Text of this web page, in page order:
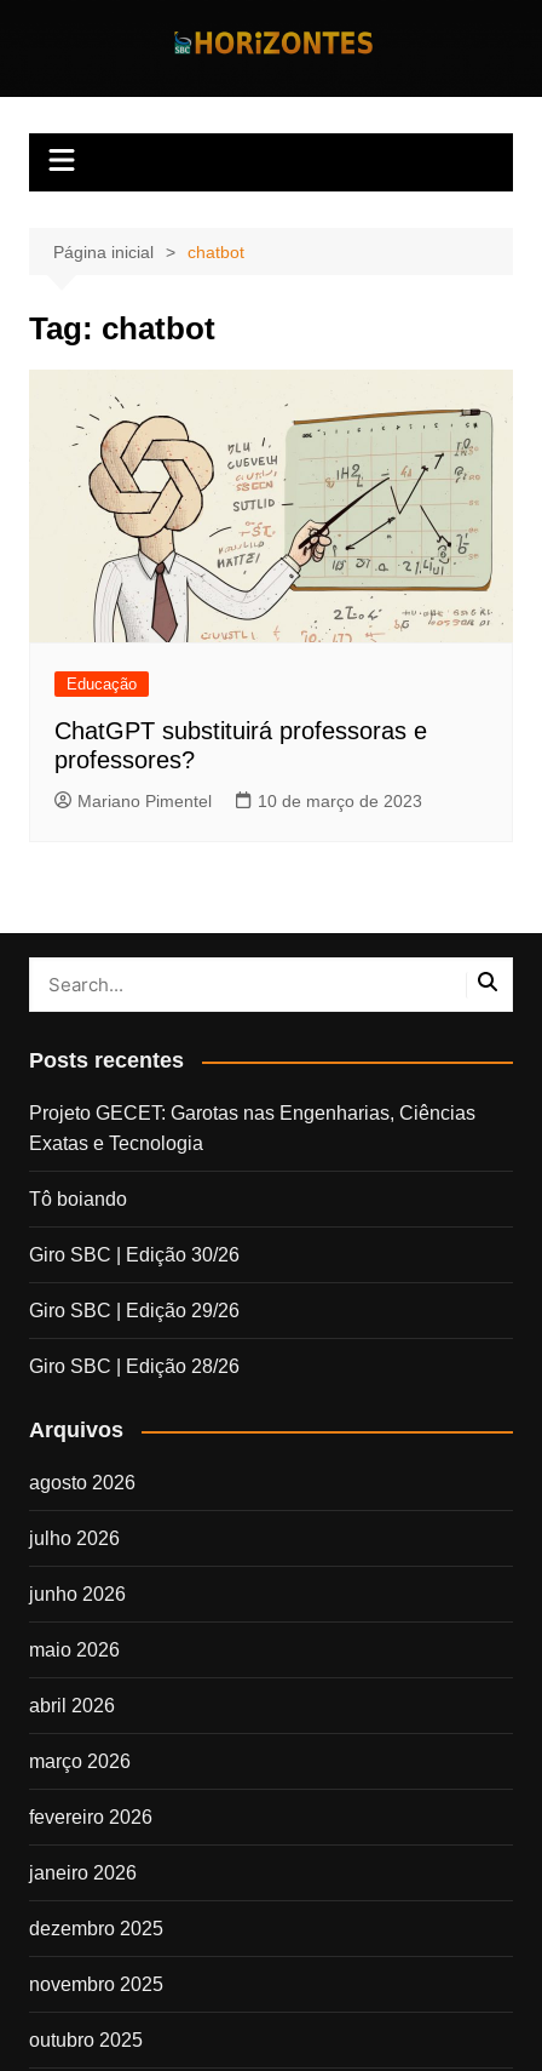
Horizontes
Página inicial chatbot
Tag: chatbot
Educação
ChatGPT substituirá professoras e
professores?
Mariano Pimentel 10 de março de 2023
Posts recentes
Projeto GECET: Garotas nas Engenharias, Ciências
Exatas e Tecnologia
Tô boiando
Giro SBC | Edição 30/26
Giro SBC | Edição 29/26
Giro SBC | Edição 28/26
Arquivos
agosto 2026
julho 2026
junho 2026
maio 2026
abril 2026
março 2026
fevereiro 2026
janeiro 2026
dezembro 2025
novembro 2025
outubro 2025